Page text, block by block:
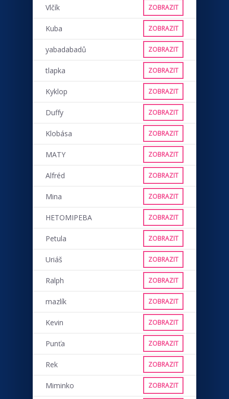
Vlčík ZOBRAZIT
Kuba ZOBRAZIT
yabadabadů ZOBRAZIT
tlapka ZOBRAZIT
Kyklop ZOBRAZIT
Duffy ZOBRAZIT
Klobása ZOBRAZIT
MATY ZOBRAZIT
Alfréd ZOBRAZIT
Mina ZOBRAZIT
HETOMIPEBA ZOBRAZIT
Petula ZOBRAZIT
Uriáš ZOBRAZIT
Ralph ZOBRAZIT
mazlík ZOBRAZIT
Kevin ZOBRAZIT
Punťa ZOBRAZIT
Rek ZOBRAZIT
Miminko ZOBRAZIT